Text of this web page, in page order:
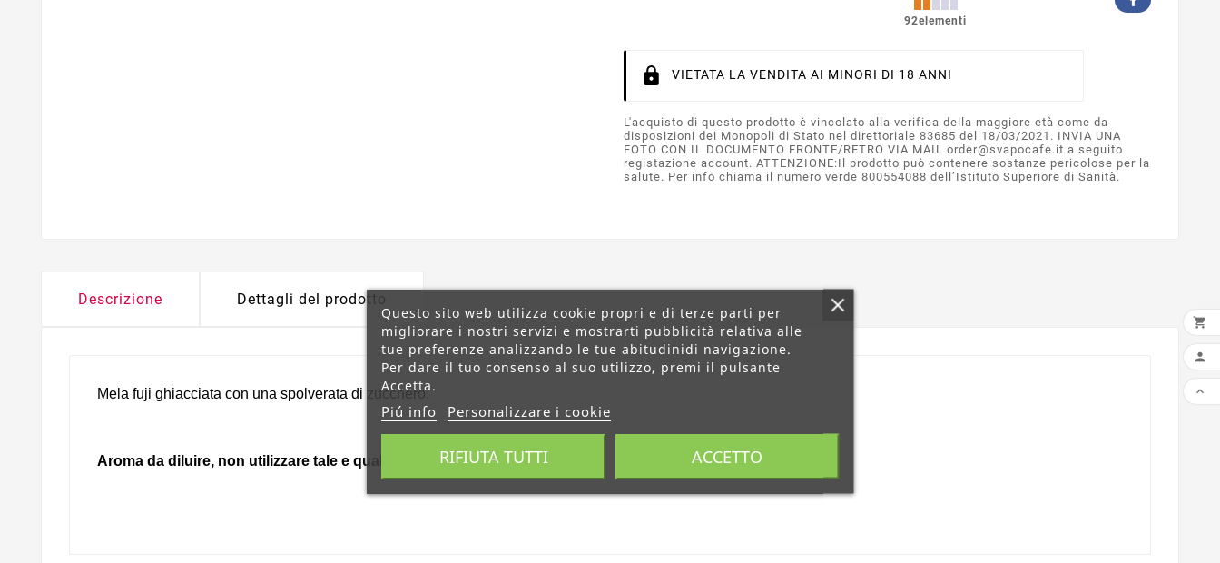
92elementi
VIETATA LA VENDITA AI MINORI DI 18 ANNI
L'acquisto di questo prodotto è vincolato alla verifica della maggiore età come da
disposizioni dei Monopoli di Stato nel direttoriale 83685 del 18/03/2021. INVIA UNA
FOTO CON IL DOCUMENTO FRONTE/RETRO VIA MAIL order@svapocafe.it a seguito
registazione account. ATTENZIONE:Il prodotto può contenere sostanze pericolose per la
salute. Per info chiama il numero verde 800554088 dell’Istituto Superiore di Sanità.
Descrizione Dettagli del prodotto
Mela fuji ghiacciata con una spolverata di zucchero.
Aroma da diluire, non utilizzare tale e quale.
Questo sito web utilizza cookie propri e di terze parti per
migliorare i nostri servizi e mostrarti pubblicità relativa alle
tue preferenze analizzando le tue abitudinidi navigazione.
Per dare il tuo consenso al suo utilizzo, premi il pulsante
Accetta.
Piú info Personalizzare i cookie
RIFIUTA TUTTI ACCETTO


